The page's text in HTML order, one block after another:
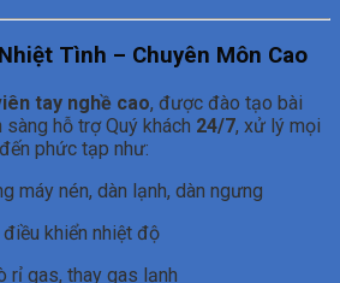
Tình – Chuyên Môn Cao
tay nghề cao, được đào tạo bài
hỗ trợ Quý khách 24/7, xử lý mọi
phức tạp như:
máy nén, dàn lạnh, dàn ngưng
khiển nhiệt độ
rỉ gas, thay gas lạnh